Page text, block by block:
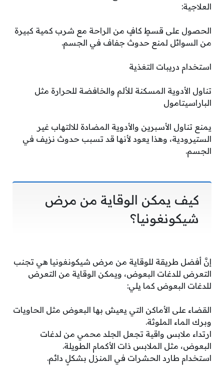
العلاجية:
الحصول على قسطٍ كافٍ من الراحة مع شرب كمية كبيرة
من السوائل لمنع حدوث جفاف في الجسم.
استخدام دريبات التغذية
تناول الأدوية المسكنة للألم والخافضة للحرارة مثل
الباراسيتامول
يمنع تناول الأسبرين والأدوية المضادة للالتهاب غير
الستيرودية، وهذا يعود لأنها قد تسبب حدوث نزيف في
الجسم.
كيف يمكن الوقاية من مرض
شيكونغونيا؟
إنَّ أفضل طريقة للوقاية من مرض شيكونغونيا هي تجنب
التعرض للدغات البعوض، ويمكن الوقاية من التعرض
للدغات البعوض كما يلي:
القضاء على الأماكن التي يعيش بها البعوض مثل الحاويات
وبرك الماء الملوثة.
ارتداء ملابس واقية تجعل الجلد محمي من لدغات
البعوض، مثل الملابس ذات الأكمام الطويلة.
استخدام طارد الحشرات في المنزل بشكلٍ دائم.